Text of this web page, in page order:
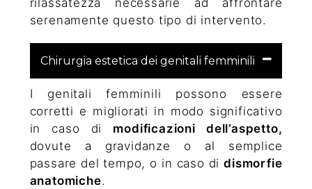
rilassatezza necessarie ad affrontare
serenamente questo tipo di intervento.
Chirurgia estetica dei genitali femminili
I genitali femminili possono essere
corretti e migliorati in modo significativo
in caso di modificazioni dell’aspetto,
dovute a gravidanze o al semplice
passare del tempo, o in caso didismorfie
anatomiche.